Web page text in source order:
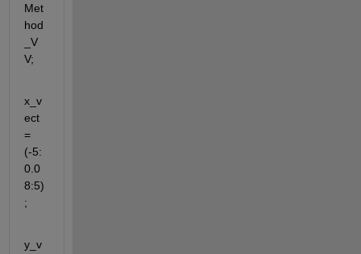
Met
hod
_V
V;
x_v
ect
=
(-5:
0.0
8:5)
;
y_v